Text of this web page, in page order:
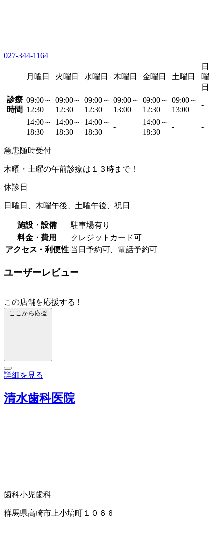
027-344-1164
月曜日 火曜日 水曜日 木曜日 金曜日 土曜日
日
曜
日
診療
時間
09:00～
12:30
09:00～
12:30
09:00～
12:30
09:00～
13:00
09:00～
12:30
09:00～
13:00
-
14:00～
18:30
14:00～
18:30
14:00～
18:30
-
14:00～
18:30
- -
急患随時受付
木曜・土曜の午前診療は１３時まで！
休診日
日曜日、木曜午後、土曜午後、祝日
施設・設備
駐車場有り
料金・費用
クレジットカード可
アクセス・利便性 当日予約可、電話予約可
ユーザーレビュー
この店舗を応援する！
ここから応援
詳細を見る
清水歯科医院
歯科小児歯科
群馬県高崎市上小塙町１０６６